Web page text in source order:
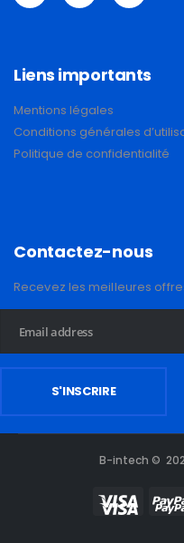
Liens importants
Mentions légales
Conditions générales
Politique de confidentialité
Contactez-nous
Recevez les meilleures
B-intech ©